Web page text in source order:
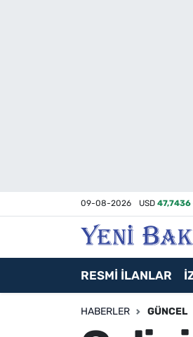
09-08-2026 USD47,7436
RESMİ İLANLAR
HABERLER GÜNCEL
Asayiş / Polis-Adliye
Magazin